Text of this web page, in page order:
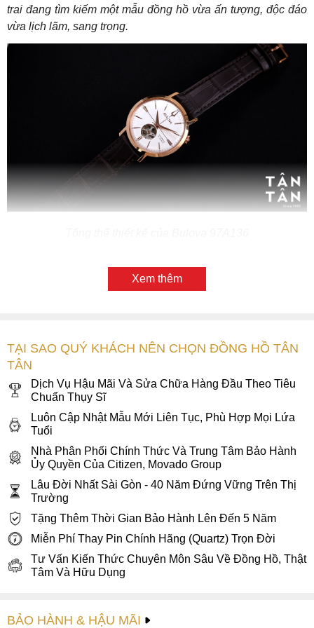
trai đang tìm kiếm một mẫu đồng hồ vừa ấn tượng, độc đáo
vừa lịch lãm, sang trọng.
1. Phong cách thiết kế hài hòa giữa cổ điển
điển. Tông màu trầm ấm không chỉ thể hiện nét nam tính mà
còn làm toát lên phong cách lịch lãm của một người đàn
ông.
Không chỉ dừng lại ở đó, Bulova 97A136 còn toát lên nét
hiện đại trong nhiều chi tiết như bộ kim Dauphine, các cọc
số dạng cọc nổi khối và nổi bật nhất chính là phần lộ máy
độc đáo mà chỉ có thể tìm thấy ở những chiếc đồng hồ
Bulova lộ cơđặc trưng.
2. Bộ vỏ sắc sảo cùng núm chỉnh giờ đặt
lệch độc đáo
Bộ vỏ đồng hồ được làm từ thép không gỉ mạ PVD vàng
hồng được cắt gọt và đánh bóng tỉ mỉ giúp vẻ ngoài đồng hồ
sáng bóng rất bắt mắt. Ở cạnh phải đồng hồ, núm chỉnh giờ
tại vị trí 2 giờ rất độc đáo, khác với những mẫu đồng hồ
Xem thêm
TẠI SAO QUÝ KHÁCH NÊN CHỌN ĐỒNG HỒ TÂN
TÂN
Dịch Vụ Hậu Mãi Và Sửa Chữa Hàng Đầu Theo Tiêu
Chuẩn Thụy Sĩ
Luôn Cập Nhật Mẫu Mới Liên Tục, Phù Hợp Mọi Lứa
Tuổi
Nhà Phân Phối Chính Thức Và Trung Tâm Bảo Hành
Ủy Quyền Của Citizen, Movado Group
Lâu Đời Nhất Sài Gòn - 40 Năm Đứng Vững Trên Thị
Trường
Tặng Thêm Thời Gian Bảo Hành Lên Đến 5 Năm
Miễn Phí Thay Pin Chính Hãng (Quartz) Trọn Đời
Tư Vấn Kiến Thức Chuyên Môn Sâu Về Đồng Hồ, Thật
Tâm Và Hữu Dụng
BẢO HÀNH & HẬU MÃI